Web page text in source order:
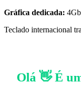
Gráfica dedicada: 4Gb
Teclado internacional
Olá 👋 É